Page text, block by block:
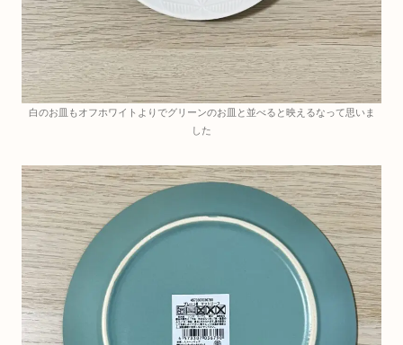
白のお皿もオフホワイトよりでグリーンのお皿と並べると映えるなって思いま
した